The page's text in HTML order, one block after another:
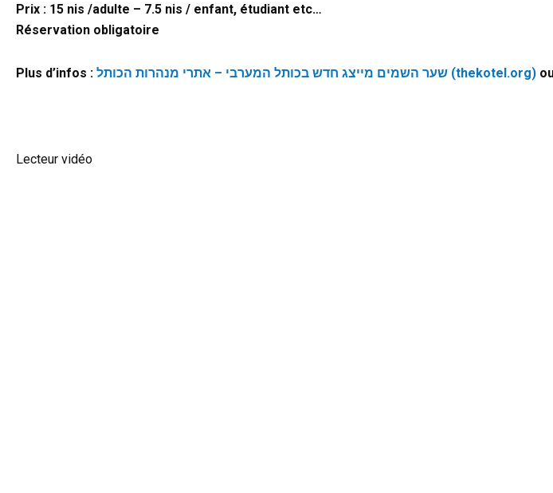
Prix : 15 nis /adulte – 7.5 nis / enfant, étudiant etc…
Réservation obligatoire
Plus d’infos : שער השמים מייצג חדש בכותל המערבי – אתרי מנהרות הכותל (thekotel.org)
Lecteur vidéo